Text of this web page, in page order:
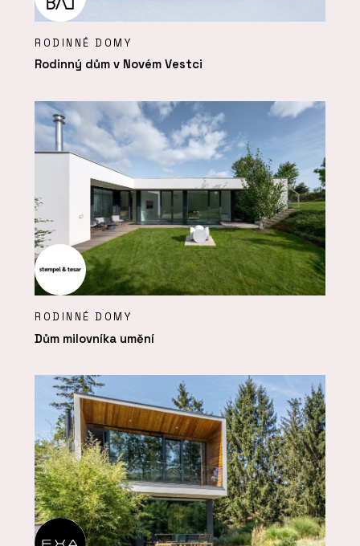
RODINNÉ DOMY
Rodinný dům v Novém Vestci
RODINNÉ DOMY
Dům milovníka umění